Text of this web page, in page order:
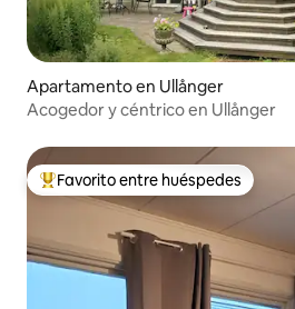
Apartamento en Ullånger
Acogedor y céntrico en Ullånger
Favorito entre huéspedes preferido
Favorito entre huéspedes